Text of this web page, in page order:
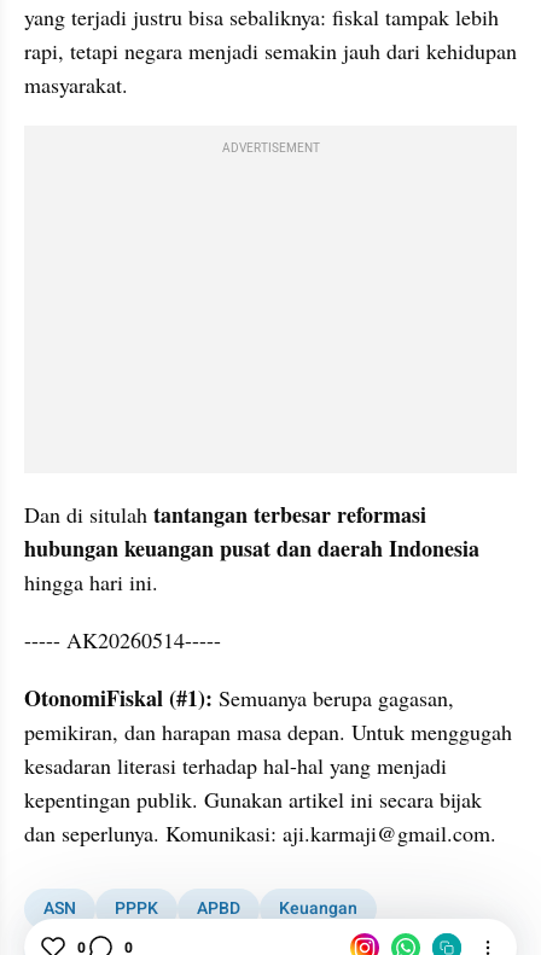
yang terjadi justru bisa sebaliknya: fiskal tampak lebih
rapi, tetapi negara menjadi semakin jauh dari kehidupan
masyarakat.
ADVERTISEMENT
Dan di situlah tantangan terbesar reformasi
hubungan keuangan pusat dan daerah Indonesia
hingga hari ini.
----- AK20260514-----
OtonomiFiskal (#1): Semuanya berupa gagasan,
pemikiran, dan harapan masa depan. Untuk menggugah
kesadaran literasi terhadap hal-hal yang menjadi
kepentingan publik. Gunakan artikel ini secara bijak
dan seperlunya. Komunikasi: aji.karmaji@gmail.com.
ASN PPPK APBD
Keuangan
Fiskal Daerah
Indonesia
0 0